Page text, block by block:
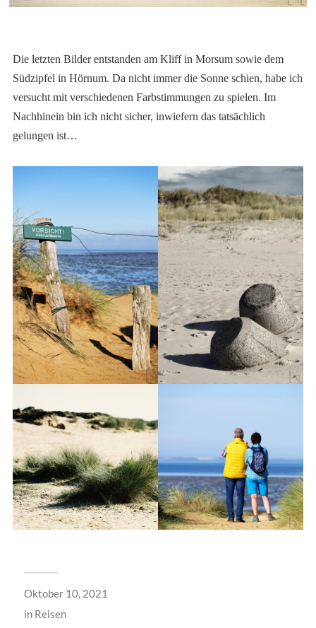
Die letzten Bilder entstanden am Kliff in Morsum sowie dem
Südzipfel in Hörnum. Da nicht immer die Sonne schien, habe ich
versucht mit verschiedenen Farbstimmungen zu spielen. Im
Nachhinein bin ich nicht sicher, inwiefern das tatsächlich
gelungen ist…
Oktober 10, 2021
in Reisen